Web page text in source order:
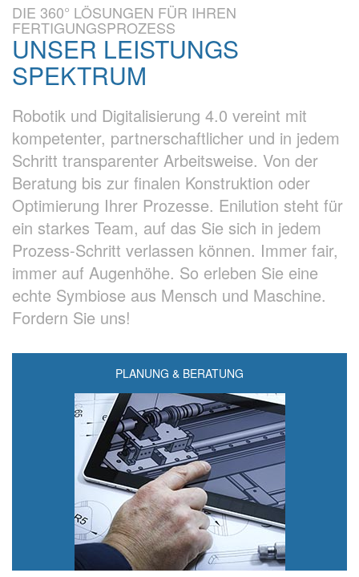
DIE 360° LÖSUNGEN FÜR IHREN
FERTIGUNGSPROZESS
UNSER LEISTUNGS
SPEKTRUM
Robotik und Digitalisierung 4.0 vereint mit
kompetenter, partnerschaftlicher und in jedem
Schritt transparenter Arbeitsweise. Von der
Beratung bis zur finalen Konstruktion oder
Optimierung Ihrer Prozesse. Enilution steht für
ein starkes Team, auf das Sie sich in jedem
Prozess-Schritt verlassen können. Immer fair,
immer auf Augenhöhe. So erleben Sie eine
echte Symbiose aus Mensch und Maschine.
Fordern Sie uns!
PLANUNG & BERATUNG